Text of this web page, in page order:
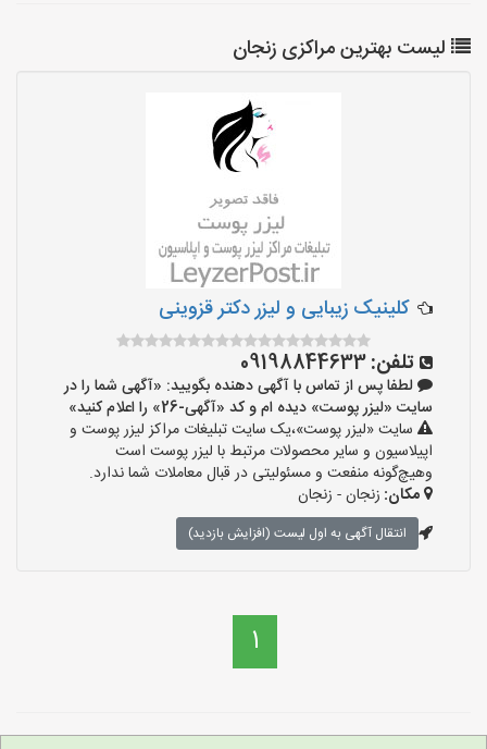
لیست بهترین مراکزی زنجان
کلینیک زیبایی و لیزر دکتر قزوینی
تلفن:09198844633
لطفا پس از تماس با آگهی دهنده بگویید: «آگهی شما را در
سایت «لیزر پوست» دیده ام و کد «آگهی-26» را اعلام کنید»
سایت «لیزر پوست»،یک سایت تبلیغات مراکز لیزر پوست و
اپیلاسیون و سایر محصولات مرتبط با لیزر پوست است
وهیچ‌گونه منفعت و مسئولیتی در قبال معاملات شما ندارد.
مکان: زنجان - زنجان
انتقال آگهی به اول لیست (افزایش بازدید)
1